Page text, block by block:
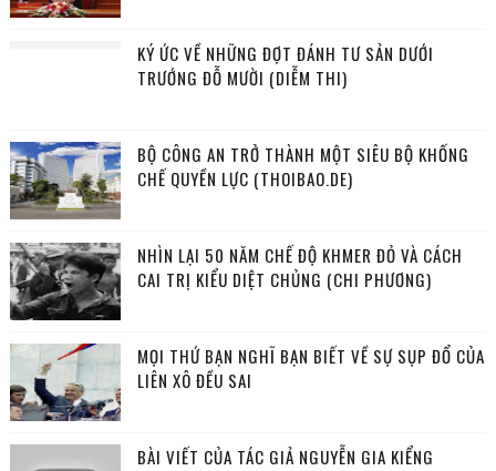
KÝ ỨC VỀ NHỮNG ĐỢT ĐÁNH TƯ SẢN DƯỚI
TRƯỚNG ĐỖ MƯỜI (DIỄM THI)
BỘ CÔNG AN TRỞ THÀNH MỘT SIÊU BỘ KHỐNG
CHẾ QUYỀN LỰC (THOIBAO.DE)
NHÌN LẠI 50 NĂM CHẾ ĐỘ KHMER ĐỎ VÀ CÁCH
CAI TRỊ KIỂU DIỆT CHỦNG (CHI PHƯƠNG)
MỌI THỨ BẠN NGHĨ BẠN BIẾT VỀ SỰ SỤP ĐỔ CỦA
LIÊN XÔ ĐỀU SAI
BÀI VIẾT CỦA TÁC GIẢ NGUYỄN GIA KIỂNG